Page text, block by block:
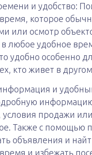
и удобство:
которое
или осмотр
любое удобное
удобно особенно
кто живет в
и
условия продажи
Также с помощью
объявления и
и избежать